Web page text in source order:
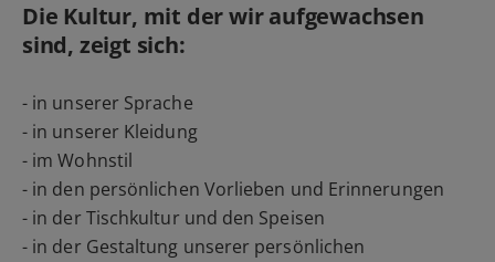
Die Kultur, mit der wir aufgewachsen
sind, zeigt sich:
- in unserer Sprache
- in unserer Kleidung
- im Wohnstil
- in den persönlichen Vorlieben und Erinnerungen
- in der Tischkultur und den Speisen
- in der Gestaltung unserer persönlichen